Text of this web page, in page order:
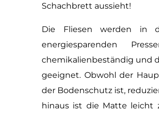
Schachbrett aussieht!
Die Fliesen werden in
energiesparenden
chemikalienbeständig und
geeignet. Obwohl der
der Bodenschutz ist,
hinaus ist die Matte leicht